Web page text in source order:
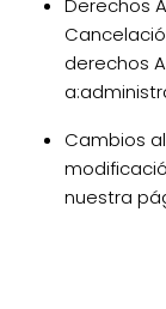
derechos
a:
Cambios
nuestra